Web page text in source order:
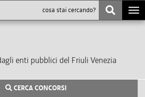
enti pubblici del Friuli Venezia
CERCA CONCORSI